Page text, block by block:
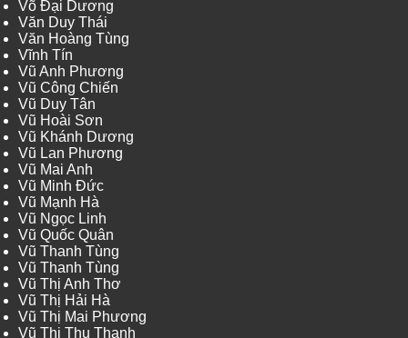
Võ Đại Dương
Văn Duy Thái
Văn Hoàng Tùng
Vĩnh Tín
Vũ Anh Phương
Vũ Công Chiến
Vũ Duy Tân
Vũ Hoài Sơn
Vũ Khánh Dương
Vũ Lan Phương
Vũ Mai Anh
Vũ Minh Đức
Vũ Mạnh Hà
Vũ Ngọc Linh
Vũ Quốc Quân
Vũ Thanh Tùng
Vũ Thanh Tùng
Vũ Thị Anh Thơ
Vũ Thị Hải Hà
Vũ Thị Mai Phương
Vũ Thị Thu Thanh